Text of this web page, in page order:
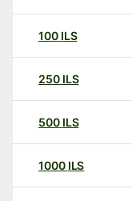
100 ILS
250 ILS
500 ILS
1000 ILS